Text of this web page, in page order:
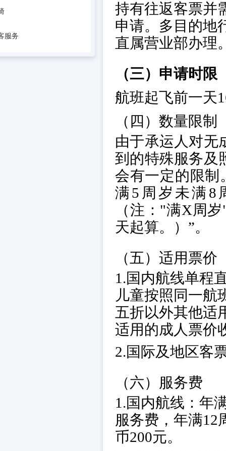
服务
持有往返客票并
申请。多目的地
直属营业部办理
（三）申请时限
航班起飞前一天
（四）数量限制
由于承运人对无
到的特殊服务及
会有一定的限制
满5周岁未满8
（注："满X周
天起算。）”。
（五）适用票价
1.国内航线单程
儿童按照同一航
五折以外其他适
适用的成人票价
2.国际及地区客
（六）服务费
1.国内航线：年
服务费，年满12
币200元。